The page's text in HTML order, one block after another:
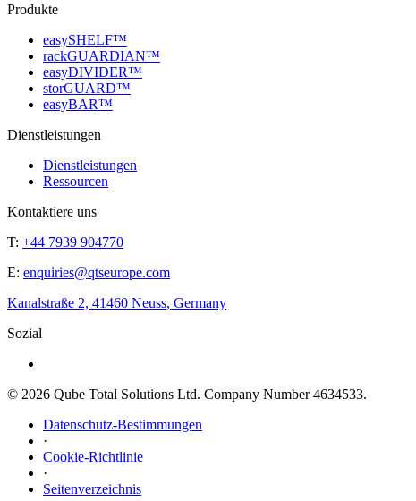
Produkte
easySHELF™
rackGUARDIAN™
easyDIVIDER™
storGUARD™
easyBAR™
Dienstleistungen
Dienstleistungen
Ressourcen
Kontaktiere uns
T: +44 7939 904770
E: enquiries@qtseurope.com
Kanalstraße 2, 41460 Neuss, Germany
Sozial
© 2026 Qube Total Solutions Ltd. Company Number 4634533.
Datenschutz-Bestimmungen
·
Cookie-Richtlinie
·
Seitenverzeichnis